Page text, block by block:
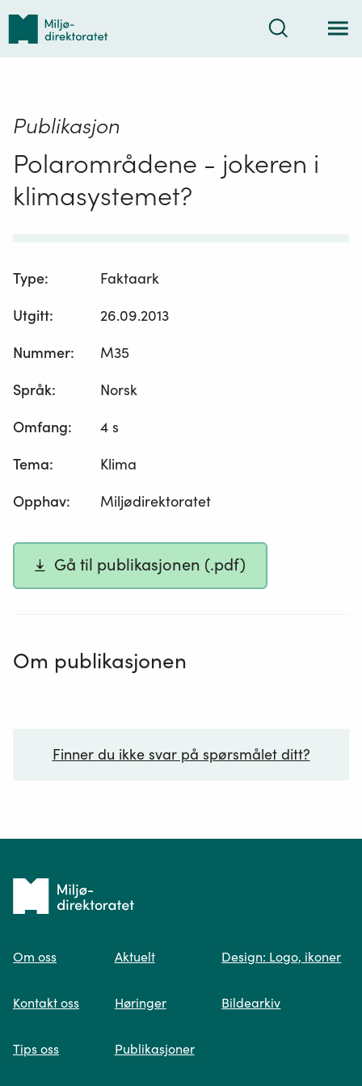
Tilbake
forsiden
Søk
Publikasjon
Polarområdene - jokeren i
klimasystemet?
Type:
Faktaark
Utgitt:
26.09.2013
Nummer:
M35
Språk:
Norsk
Omfang:
4 s
Tema:
Klima
Opphav: Miljødirektoratet
Gå til publikasjonen (.pdf)
Om publikasjonen
Finner du ikke svar på spørsmålet ditt?
søk og viser deg vår mest relevante
Tilbake
forsiden
Om oss
Kontakt oss
Tips oss
Aktuelt
Høringer
Publikasjoner
Design: Logo, ikoner
Bildearkiv